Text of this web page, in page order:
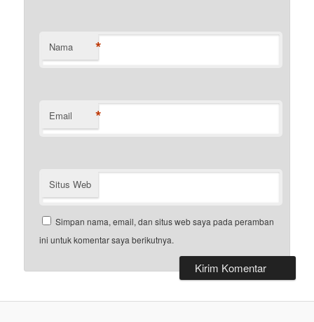
Nama *
Email *
Situs Web
Simpan nama, email, dan situs web saya pada peramban
ini untuk komentar saya berikutnya.